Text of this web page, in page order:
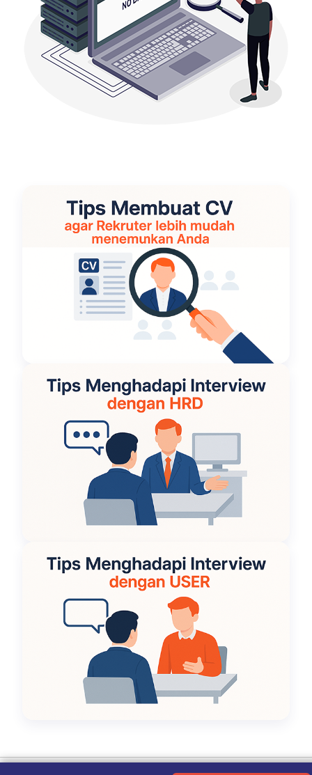
Kebijakan Privasi|Tentang Kami|